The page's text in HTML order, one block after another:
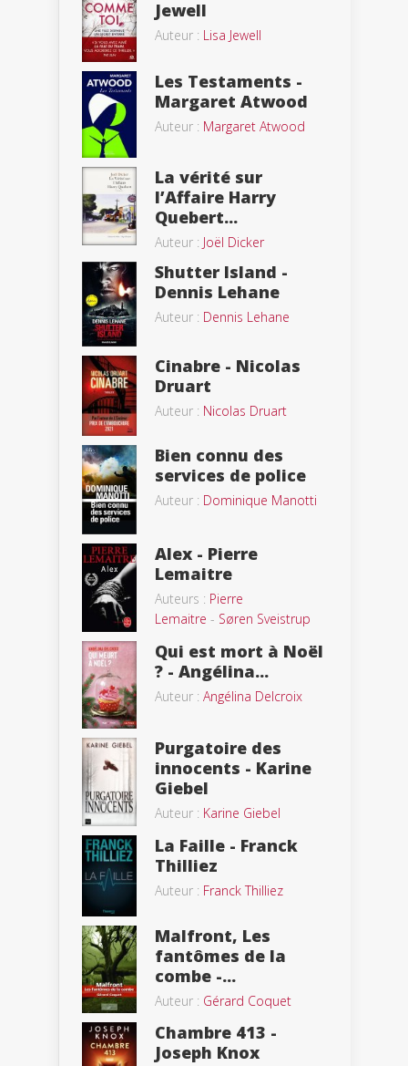
Jewell
Auteur : Lisa Jewell
Les Testaments -
Margaret Atwood
Auteur : Margaret Atwood
La vérité sur
l’Affaire Harry
Quebert...
Auteur : Joël Dicker
Shutter Island -
Dennis Lehane
Auteur : Dennis Lehane
Cinabre - Nicolas
Druart
Auteur : Nicolas Druart
Bien connu des
services de police
Auteur : Dominique Manotti
Alex - Pierre
Lemaitre
Auteurs : Pierre
Lemaitre - Søren Sveistrup
Qui est mort à Noël
? - Angélina...
Auteur : Angélina Delcroix
Purgatoire des
innocents - Karine
Giebel
Auteur : Karine Giebel
La Faille - Franck
Thilliez
Auteur : Franck Thilliez
Malfront, Les
fantômes de la
combe -...
Auteur : Gérard Coquet
Chambre 413 -
Joseph Knox